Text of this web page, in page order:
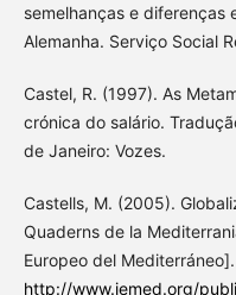
semelhanças e diferenças
Alemanha. Serviço Social
Castel, R. (1997). As
crónica do salário.
de Janeiro: Vozes.
Castells, M. (2005).
Quaderns de la
Europeo del
http://www.iemed.org/